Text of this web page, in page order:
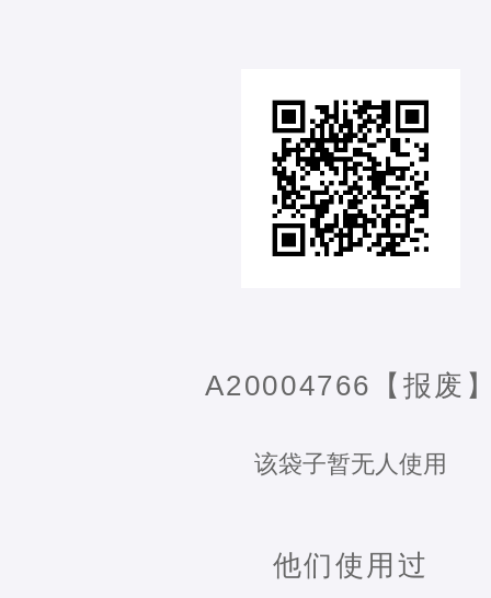
A20004766【报废
该袋子暂无人使用
他们使用过